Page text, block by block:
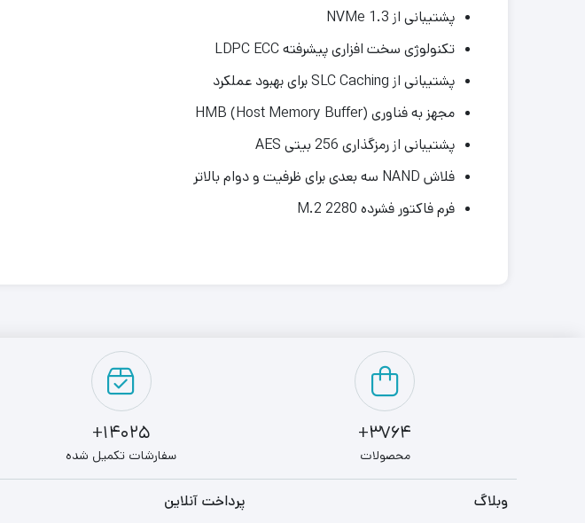
پشتیبانی از NVMe 1.3
تکنولوژی سخت افزاری پیشرفته LDPC ECC
پشتیبانی از SLC Caching برای بهبود عملکرد
مجهز به فناوری HMB (Host Memory Buffer)
پشتیبانی از رمزگذاری 256 بیتی AES
فلاش NAND سه بعدی برای ظرفیت و دوام بالاتر
فرم فاکتور فشرده M.2 2280
3764+
محصولات
14025+
سفارشات تکمیل شده
وبلاگ پرداخت آنلاین